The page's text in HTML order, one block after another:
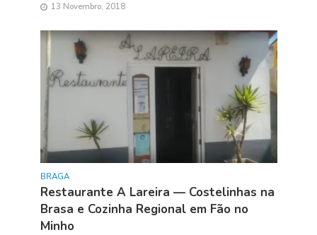
13 Novembro, 2018
BRAGA
Restaurante A Lareira — Costelinhas na
Brasa e Cozinha Regional em Fão no
Minho